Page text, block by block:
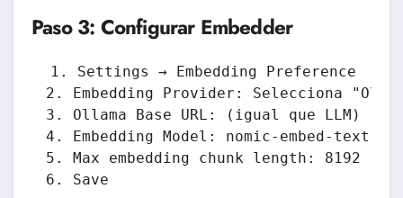
Paso 3: Configurar Embedder
1. Settings → Embedding Preference
2. Embedding Provider: Selecciona
3. Ollama Base URL: (igual que LLM)
4. Embedding Model: nomic-embed-text
5. Max embedding chunk length: 8192